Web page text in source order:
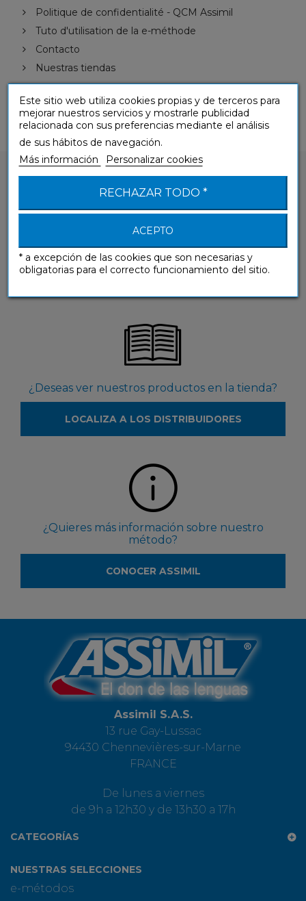
Politique de confidentialité - QCM Assimil
Tuto d'utilisation de la e-méthode
Contacto
Nuestras tiendas
¿Tienes alguna pregunta sobre nuestros
productos?
¿Deseas ver nuestros productos en la tienda?
LOCALIZA A LOS DISTRIBUIDORES
¿Quieres más información sobre nuestro
método?
CONOCER ASSIMIL
Assimil S.A.S.
13 rue Gay-Lussac
94430 Chennevières-sur-Marne
FRANCE
De lunes a viernes
de 9h a 12h30 y de 13h30 a 17h
CATEGORÍAS
NUESTRAS SELECCIONES
e-métodos
Este sitio web utiliza cookies propias y de terceros para
mejorar nuestros servicios y mostrarle publicidad
relacionada con sus preferencias mediante el análisis
de sus hábitos de navegación.
Más información
Personalizar cookies
RECHAZAR TODO *
ACEPTO
* a excepción de las cookies que son necesarias y
obligatorias para el correcto funcionamiento del sitio.